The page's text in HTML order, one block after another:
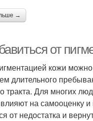
→
от
кожи
длительного
тракта. Для многих
на самооценку и
от недостатка и